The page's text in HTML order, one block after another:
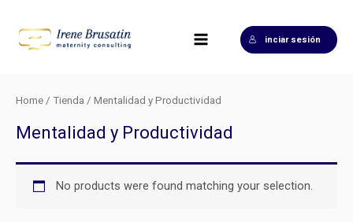
contenido
Menu
inciar sesión
Home / Tienda / Mentalidad y Productividad
Mentalidad y Productividad
No products were found matching your selection.